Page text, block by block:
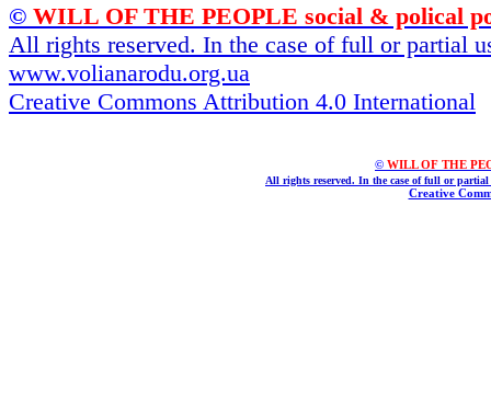
© WILL OF THE PEOPLE social & polical
All rights reserved. In the case of full or partial
www.volianarodu.org.ua
Creative Commons Attribution 4.0 International
© WILL OF THE
All rights reserved. In the case of full or
Creative